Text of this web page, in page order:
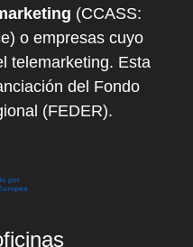
(CCASS:
o empresas cuyo
telemarketing. Esta
del Fondo
(FEDER).